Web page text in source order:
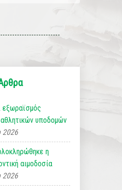
εξωραϊσμός
υποδομών
2026
η
αιμοδοσία
2026